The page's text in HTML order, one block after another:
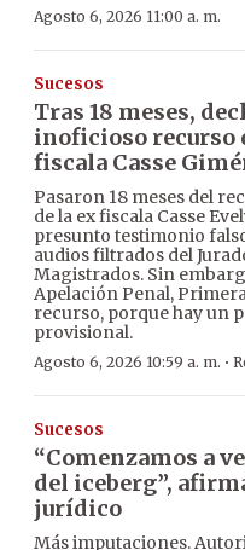
Agosto 6, 2026 11:00 a. m.
Sucesos
Tras 18 meses,
inoficioso recurso
fiscala Casse
Pasaron 18 meses del
de la ex fiscala Casse
presunto testimonio
audios filtrados del
Magistrados. Sin
Apelación Penal,
recurso, porque hay un
provisional.
Agosto 6, 2026 10:59 a. m. ·
Sucesos
“Comenzamos a
del iceberg”,
jurídico
Más imputaciones.